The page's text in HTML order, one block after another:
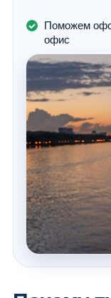
Поможем
офис